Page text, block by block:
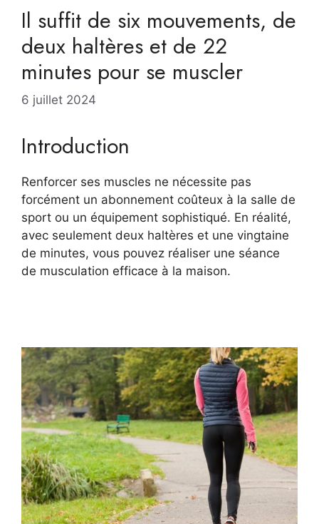
Il suffit de six mouvements, de
deux haltères et de 22
minutes pour se muscler
6 juillet 2024
Introduction
Renforcer ses muscles ne nécessite pas
forcément un abonnement coûteux à la salle de
sport ou un équipement sophistiqué. En réalité,
avec seulement deux haltères et une vingtaine
de minutes, vous pouvez réaliser une séance
de musculation efficace à la maison.